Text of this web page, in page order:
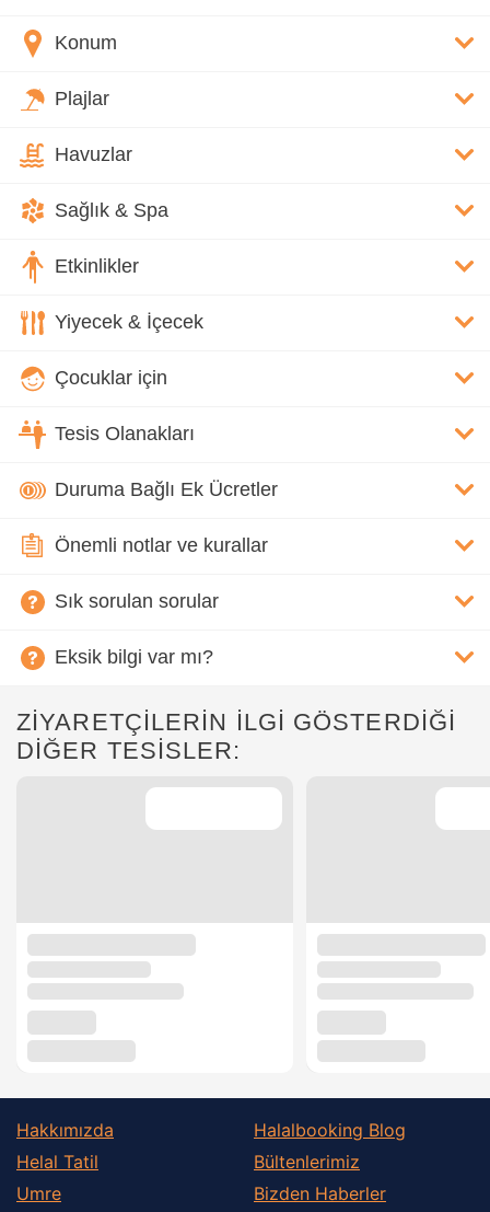
Konum
Plajlar
Havuzlar
Sağlık & Spa
Etkinlikler
Yiyecek & İçecek
Çocuklar için
Tesis Olanakları
Duruma Bağlı Ek Ücretler
Önemli notlar ve kurallar
Sık sorulan sorular
Eksik bilgi var mı?
ZİYARETÇİLERİN İLGİ GÖSTERDİĞİ
DİĞER TESİSLER:
Hakkımızda
Helal Tatil
Umre
Halalbooking Blog
Bültenlerimiz
Bizden Haberler